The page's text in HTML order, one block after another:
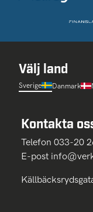
Välj land
Sverige Danmark
Kontakta
Telefon 033-20
E-post